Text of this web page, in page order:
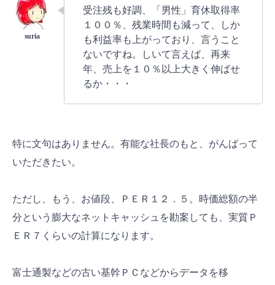
受注残も好調、「男性」育休取得率
１００％、残業時間も減って、しか
も利益率も上がっており、言うこと
ないですね。しいて言えば、再来
年、売上を１０％以上大きく伸ばせ
るか・・・
特に文句はありません。有能な社長のもと、がんばって
いただきたい。
ただし、もう、お値段、ＰＥＲ１２．５。時価総額の半
分という膨大なネットキャッシュを勘案しても、実質Ｐ
ＥＲ７くらいの計算になります。
富士通製などの古い基幹ＰＣなどからデータを移